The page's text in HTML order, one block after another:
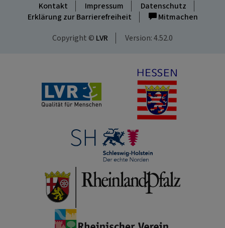
Kontakt Impressum
Datenschutz
Erklärung zur Barrierefreiheit
Mitmachen
Copyright © LVR Version: 4.52.0